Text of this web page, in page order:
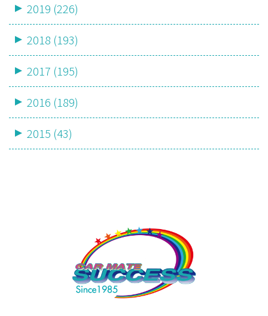
2019 (226)
2018 (193)
2017 (195)
2016 (189)
2015 (43)